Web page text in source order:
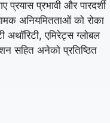
प्रभावी और पारदर्शी
अनियमितताओं को रोका
एमिरेट्स ग्लोबल
सहित अनेको प्रतिष्ठित